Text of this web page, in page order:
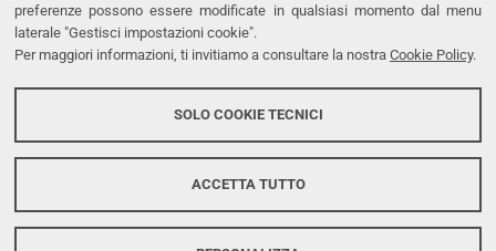
preferenze possono essere modificate in qualsiasi momento dal menu
laterale "Gestisci impostazioni cookie".
Per maggiori informazioni, ti invitiamo a consultare la nostra Cookie Policy.
SOLO COOKIE TECNICI
ACCETTA TUTTO
LINKS
Dichiarazione di accessibilità
Protezione dati personali